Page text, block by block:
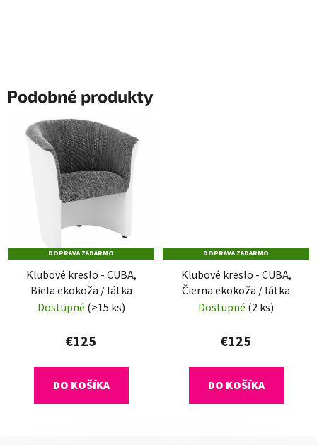
Podobné produkty
DOPRAVA ZADARMO
Klubové kreslo - CUBA,
Biela ekokoža / látka
Dostupné (>15 ks)
€125
DO KOŠÍKA
DOPRAVA ZADARMO
Klubové kreslo - CUBA,
Čierna ekokoža / látka
Dostupné (2 ks)
€125
DO KOŠÍKA